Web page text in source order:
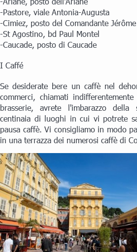
-Pastore, viale Antonia-Augusta
-Cimiez, posto del Comandante Jérôme
-St Agostino, bd Paul Montel
-Caucade, posto di Caucade
I Caffé
Se desiderate bere un caffè nel
commerci, chiamati
brasserie, avrete l'imbarazzo
centinaia di luoghi in cui vi potrete
pausa caffè. Vi consigliamo in modo
in una terrazza dei numerosi caffè di